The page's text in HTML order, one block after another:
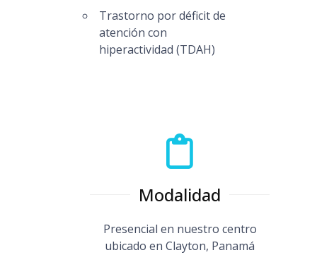
Trastorno por déficit de
atención con
hiperactividad (TDAH)
Modalidad
Presencial en nuestro centro
ubicado en Clayton, Panamá